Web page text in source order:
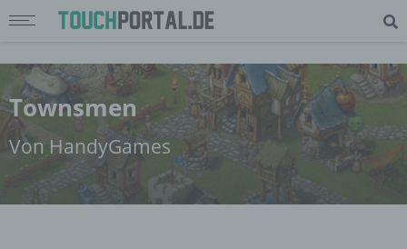
Townsmen
Von HandyGames